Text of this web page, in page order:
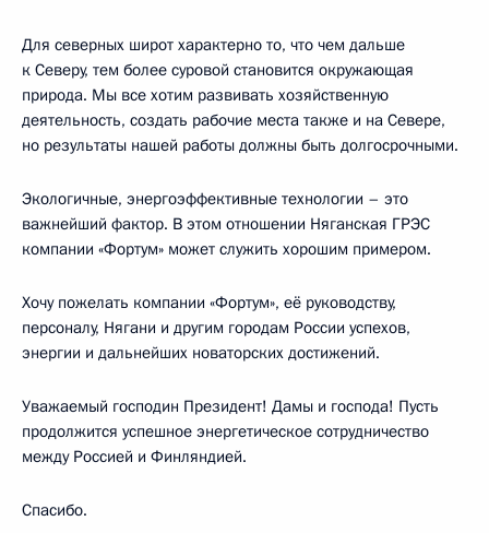
Для северных широт характерно то, что чем дальше
к Северу, тем более суровой становится окружающая
природа. Мы все хотим развивать хозяйственную
деятельность, создать рабочие места также и на Севере,
но результаты нашей работы должны быть долгосрочными.
Экологичные, энергоэффективные технологии – это
важнейший фактор. В этом отношении Няганская ГРЭС
компании «Фортум» может служить хорошим примером.
Хочу пожелать компании «Фортум», её руководству,
персоналу, Нягани и другим городам России успехов,
энергии и дальнейших новаторских достижений.
Уважаемый господин Президент! Дамы и господа! Пусть
продолжится успешное энергетическое сотрудничество
между Россией и Финляндией.
Спасибо.